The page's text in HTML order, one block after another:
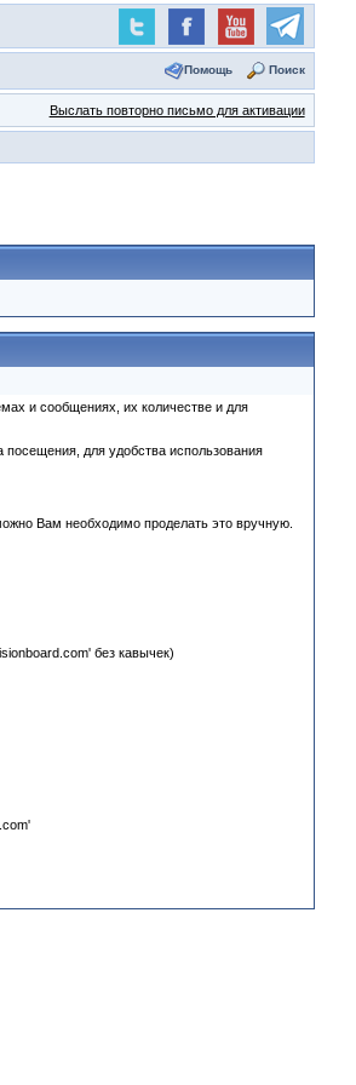
Помощь Поиск
Выслать повторно письмо для активации
и сообщениях, их количестве и для
для удобства использования
Вам необходимо проделать это вручную.
без кавычек)